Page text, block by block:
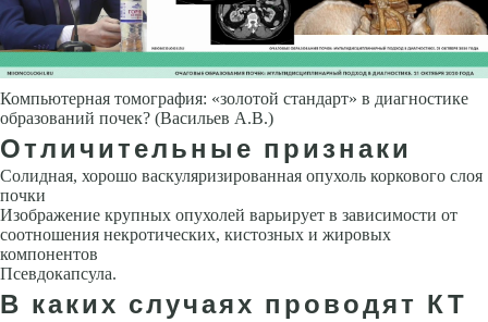
Компьютерная томография: «золотой стандарт» в диагностике
образований почек? (Васильев А.В.)
Отличительные признаки
Солидная, хорошо васкуляризированная опухоль коркового слоя
почки
Изображение крупных опухолей варьирует в зависимости от
соотношения некротических, кистозных и жировых
компонентов
Псевдокапсула.
В каких случаях проводят КТ